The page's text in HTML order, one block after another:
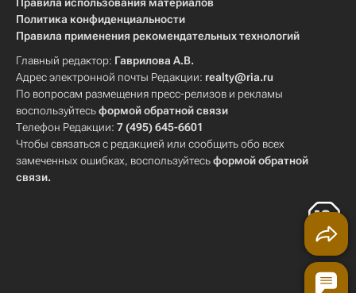
Политика конфиденциальности
Правила применения рекомендательных технологий
Главный редактор: Гаврилова А.В.
Адрес электронной почты Редакции: realty@ria.ru
По вопросам размещения пресс-релизов и рекламы
воспользуйтесьформой обратной связи
Телефон Редакции: 7 (495) 645-6601
Чтобы связаться с редакцией или сообщить обо всех
замеченных ошибках, воспользуйтесьформой обратной
связи.